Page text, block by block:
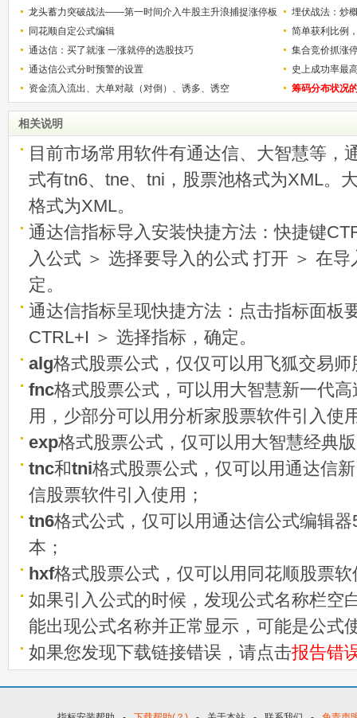
解）
少？
龙头蓄力突破战法——第一时间介入牛股主升浪捕捉涨停板
的技巧（图解）
埋伏战法：炒
同花顺自定公式编辑
简单获利比例
用
通达信：买了就涨 一涨就停的选股技巧
集合竞价抓涨
通达信公式分时预警的设置
史上成功率最
称选股法宝！
资金流入流出、大单对敲（对倒）、诱多、诱空 筹码分布状况
相关说明
目前市场常用软件有通达信、大智慧等，
式有tn6、tne、tni，股票池格式为XML。
格式为XML。
通达信指标导入安装快捷方法：快捷键
入公式 ＞ 选择要导入的公式 打开 ＞ 在
定。
通达信指标呈现快捷方法：点击指标面板
CTRL+I ＞ 选择指标，确定。
alg格式股票公式，仅仅可以用飞狐交易
fnc格式股票公式，可以用大智慧新一代
用，少部分可以用分析家股票软件引入使
exp格式股票公式，仅可以用大智慧经典
tnc和tni格式股票公式，仅可以用通达信
信股票软件引入使用；
tn6格式公式，仅可以用通达信公式编辑
本；
hxf格式股票公式，仅可以用同花顺股票
如果引入公式的时候，发现公式名称栏空
能出现公式名称并正常显示，可能是公式
如果您发现下载链接错误，请点击报告错